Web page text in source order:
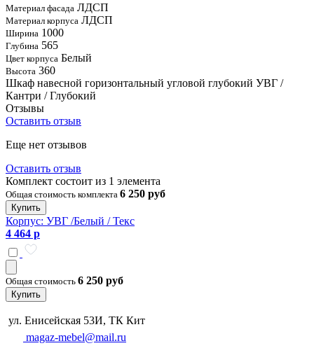
Материал фасада ЛДСП
Материал корпуса ЛДСП
Ширина 1000
Глубина 565
Цвет корпуса Белый
Высота 360
Шкаф навесной горизонтальный угловой глубокий УВГ /
Кантри / Глубокий
Отзывы
Оставить отзыв
Еще нет отзывов
Оставить отзыв
Комплект состоит из 1 элемента
Общая стоимость комплекта 6 250 руб
Купить
Корпус: УВГ /Белый / Текс
4 464 р
Общая стоимость 6 250 руб
Купить
ул. Енисейская 53И, ТК Кит
magaz-mebel@mail.ru